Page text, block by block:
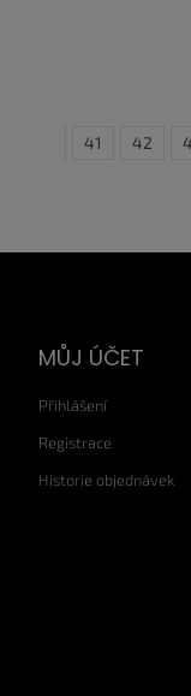
41 42
Z
MŮJ ÚČET
Přihlášení
Registrace
Historie objednávek